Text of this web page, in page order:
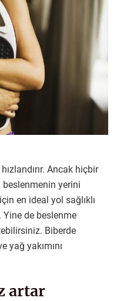
Ancak hiçbir
beslenmenin yerini
en ideal yol sağlıklı
Yine de beslenme
Biberde
yağ yakımını
artar